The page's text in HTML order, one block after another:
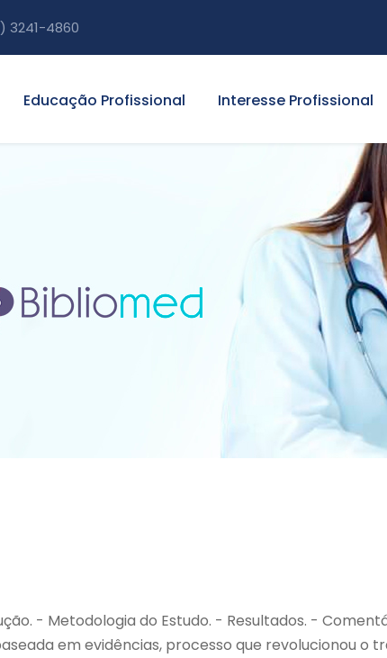
3241-4860
Educação Profissional Interesse Profissional
- Metodologia do Estudo. - Resultados. -
em evidências, processo que revolucionou o